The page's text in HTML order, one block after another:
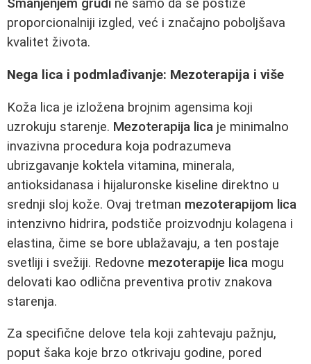
Smanjenjem grudi ne samo da se postiže
proporcionalniji izgled, već i značajno poboljšava
kvalitet života.
Nega lica i podmlađivanje: Mezoterapija i više
Koža lica je izložena brojnim agensima koji
uzrokuju starenje. Mezoterapija lica je minimalno
invazivna procedura koja podrazumeva
ubrizgavanje koktela vitamina, minerala,
antioksidanasa i hijaluronske kiseline direktno u
srednji sloj kože. Ovaj tretman mezoterapijom lica
intenzivno hidrira, podstiče proizvodnju kolagena i
elastina, čime se bore ublažavaju, a ten postaje
svetliji i svežiji. Redovne mezoterapije lica mogu
delovati kao odlična preventiva protiv znakova
starenja.
Za specifične delove tela koji zahtevaju pažnju,
poput šaka koje brzo otkrivaju godine, pored